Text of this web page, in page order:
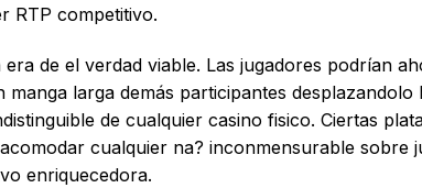
RTP competitivo.
de el verdad viable. Las jugadores podrían
larga demás participantes desplazandolo
de cualquier casino fisico. Ciertas
cualquier na? inconmensurable sobre
enriquecedora.